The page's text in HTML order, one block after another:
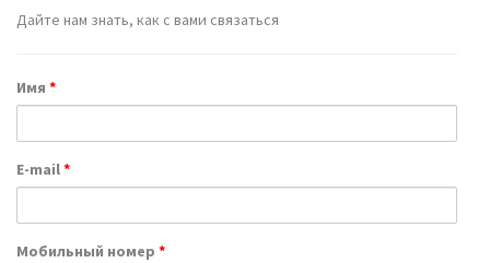
Дайте нам знать, как с вами связаться
Имя *
E-mail*
Мобильный номер *